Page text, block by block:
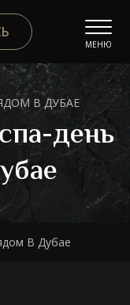
МЕНЮ
В ДУБАЕ
день
В Дубае